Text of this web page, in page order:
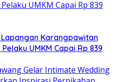
Karangpawitan
UMKM Capai Rp 839